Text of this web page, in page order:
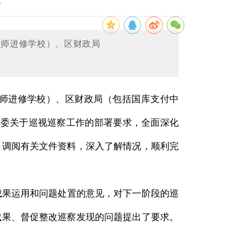
进修学校）、区财政局
进修学校）、区财政局（包括国库支付中
关于巡视巡察工作的部署要求，全面深化
阅有关文件资料，深入了解情况，顺利完
运用和问题处置的意见，对下一阶段的巡
、督促整改巡察发现的问题提出了要求。